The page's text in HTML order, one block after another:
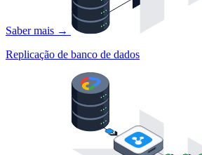
Saber mais →
Replicação de banco de dados